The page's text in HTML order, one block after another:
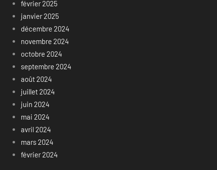
février 2025
janvier 2025
décembre 2024
novembre 2024
octobre 2024
septembre 2024
août 2024
juillet 2024
juin 2024
mai 2024
avril 2024
mars 2024
février 2024